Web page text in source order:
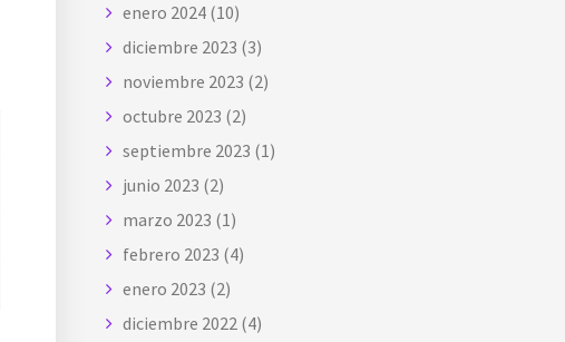
enero 2024 (10)
diciembre 2023 (3)
noviembre 2023 (2)
octubre 2023 (2)
septiembre 2023 (1)
junio 2023 (2)
marzo 2023 (1)
febrero 2023 (4)
enero 2023 (2)
diciembre 2022 (4)